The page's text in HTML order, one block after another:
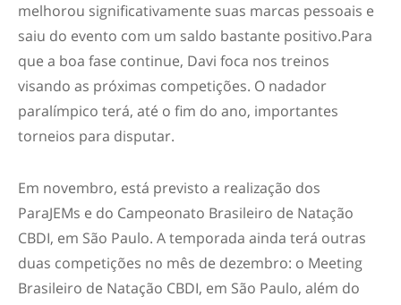
melhorou significativamente suas marcas pessoais e
saiu do evento com um saldo bastante positivo.Para
que a boa fase continue, Davi foca nos treinos
visando as próximas competições. O nadador
paralímpico terá, até o fim do ano, importantes
torneios para disputar.
Em novembro, está previsto a realização dos
ParaJEMs e do Campeonato Brasileiro de Natação
CBDI, em São Paulo. A temporada ainda terá outras
duas competições no mês de dezembro: o Meeting
Brasileiro de Natação CBDI, em São Paulo, além do